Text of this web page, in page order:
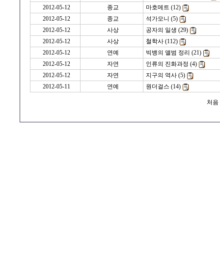
2012-05-12
종교
마호메트 (12)
2012-05-12
종교
석가모니 (5)
2012-05-12
사상
공자의 일생 (29)
2012-05-12
사상
철학사 (112)
2012-05-12
연예
빅뱅의 앨범 정리 (21)
2012-05-12
자연
인류의 진화과정 (4)
2012-05-12
자연
지구의 역사 (5)
2012-05-11
연예 원더걸스 (14)
처음